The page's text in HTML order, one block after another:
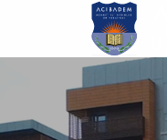
atla